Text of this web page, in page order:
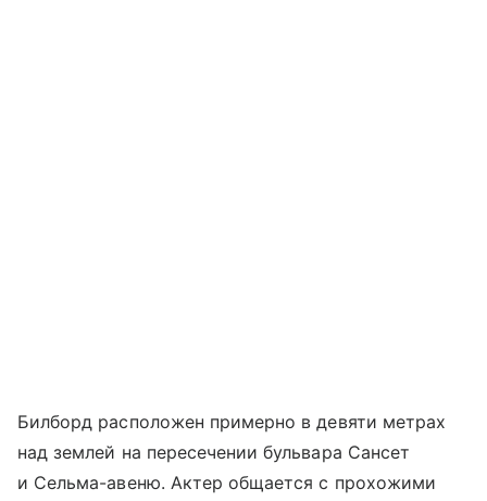
Билборд расположен примерно в девяти метрах
над землей на пересечении бульвара Сансет
и Сельма-авеню. Актер общается с прохожими